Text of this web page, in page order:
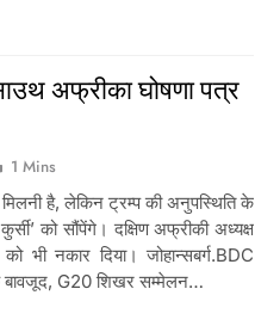
अफ्रीका घोषणा पत्र
1 Mins
है, लेकिन ट्रम्प की अनुपस्थिति के
को सौंपेंगे। दक्षिण अफ्रीकी अध्यक्ष
भी नकार दिया। जोहान्सबर्ग.BDC
के बावजूद, G20 शिखर सम्मेलन…